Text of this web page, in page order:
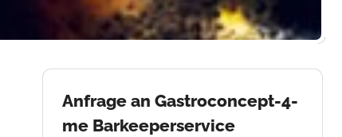
Anfrage an Gastroconcept-4-
me Barkeeperservice